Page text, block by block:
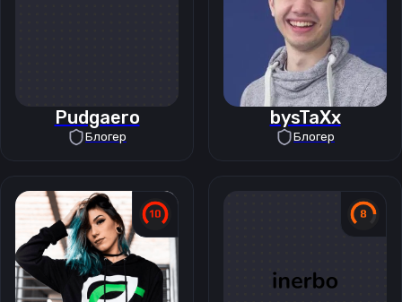
Pudgaero
Блогер
bysTaXx
Блогер